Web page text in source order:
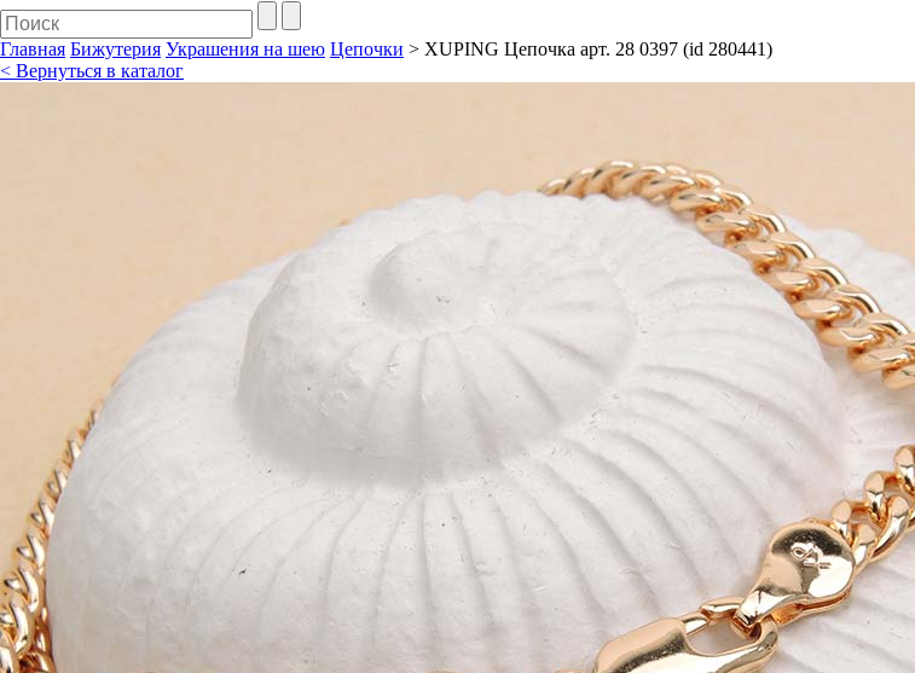
Главная Бижутерия Украшения на шею Цепочки > XUPING Цепочка арт. 28 0397 (id 280441)
< Вернуться в каталог